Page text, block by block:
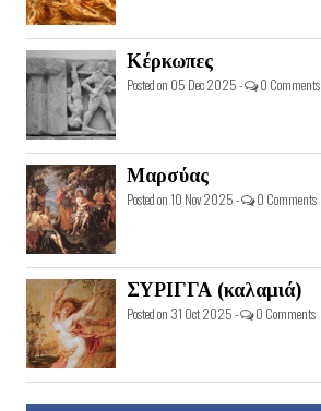
Κέρκωπες
Posted on 05 Dec 2025 - 0 Comments
Μαρσύας
Posted on 10 Nov 2025 - 0 Comments
ΣΥΡΙΓΓΑ (καλαμιά)
Posted on 31 Oct 2025 - 0 Comments